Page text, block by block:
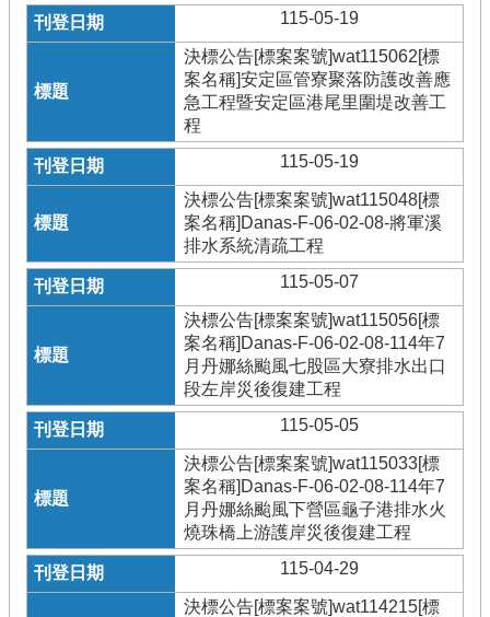
115-05-19
決標公告[標案案號]wat115062[標
案名稱]安定區管寮聚落防護改善應
急工程暨安定區港尾里圍堤改善工
程
115-05-19
決標公告[標案案號]wat115048[標
案名稱]Danas-F-06-02-08-將軍溪
排水系統清疏工程
115-05-07
決標公告[標案案號]wat115056[標
案名稱]Danas-F-06-02-08-114年7
月丹娜絲颱風七股區大寮排水出口
段左岸災後復建工程
115-05-05
決標公告[標案案號]wat115033[標
案名稱]Danas-F-06-02-08-114年7
月丹娜絲颱風下營區龜子港排水火
燒珠橋上游護岸災後復建工程
115-04-29
決標公告[標案案號]wat114215[標